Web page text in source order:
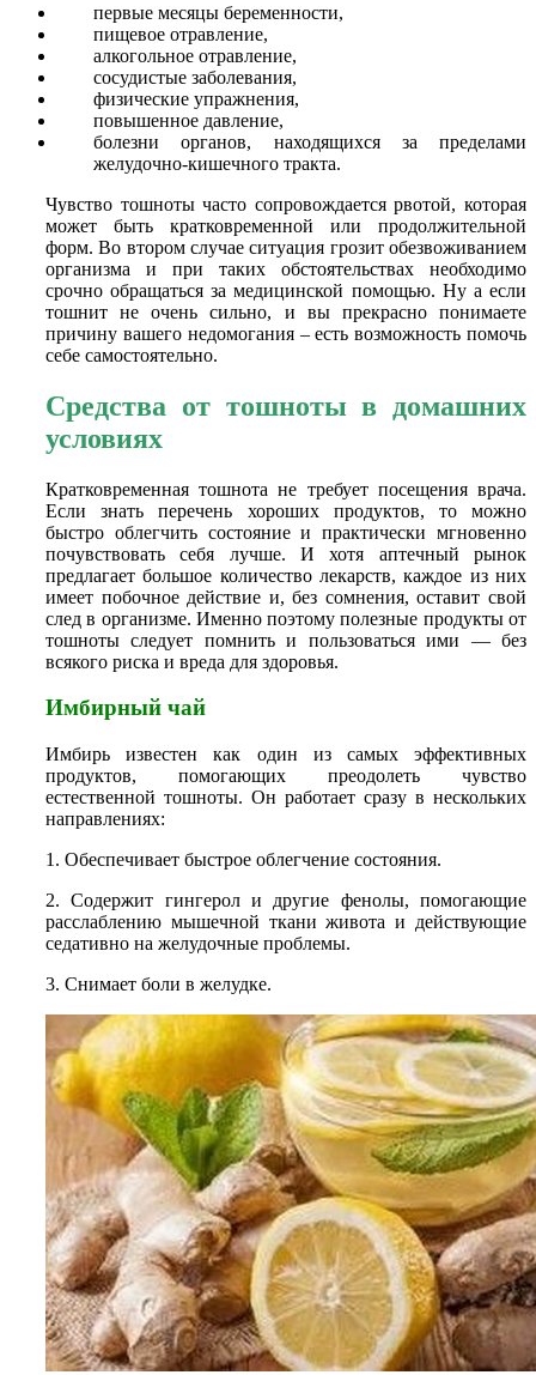
первые месяцы беременности,
пищевое отравление,
алкогольное отравление,
сосудистые заболевания,
физические упражнения,
повышенное давление,
болезни органов, находящихся за пределами
желудочно-кишечного тракта.
Чувство тошноты часто сопровождается рвотой, которая
может быть кратковременной или продолжительной
форм. Во втором случае ситуация грозит обезвоживанием
организма и при таких обстоятельствах необходимо
срочно обращаться за медицинской помощью. Ну а если
тошнит не очень сильно, и вы прекрасно понимаете
причину вашего недомогания – есть возможность помочь
себе самостоятельно.
Средства от тошноты в домашних
условиях
Кратковременная тошнота не требует посещения врача.
Если знать перечень хороших продуктов, то можно
быстро облегчить состояние и практически мгновенно
почувствовать себя лучше. И хотя аптечный рынок
предлагает большое количество лекарств, каждое из них
имеет побочное действие и, без сомнения, оставит свой
след в организме. Именно поэтому полезные продукты от
тошноты следует помнить и пользоваться ими — без
всякого риска и вреда для здоровья.
Имбирный чай
Имбирь известен как один из самых эффективных
продуктов, помогающих преодолеть чувство
естественной тошноты. Он работает сразу в нескольких
направлениях:
1. Обеспечивает быстрое облегчение состояния.
2. Содержит гингерол и другие фенолы, помогающие
расслаблению мышечной ткани живота и действующие
седативно на желудочные проблемы.
3. Снимает боли в желудке.